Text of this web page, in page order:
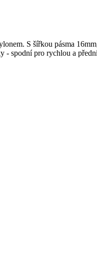
S šířkou pásma
- spodní pro rychlou a